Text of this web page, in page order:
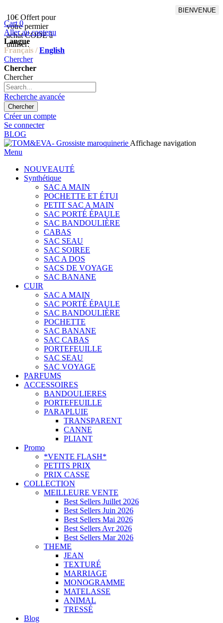
10€ Offert pour
votre permier
achat CODE à
utiliser:
BIENVENUE
Cart 0
Aller au contenu
Langue
Français / English
Chercher
Chercher
Chercher
Recherche avancée
Chercher
Créer un compte
Se connecter
BLOG
Affichage navigation
Menu
NOUVEAUTÉ
Synthétique
SAC A MAIN
POCHETTE ET ÉTUI
PETIT SAC A MAIN
SAC PORTÉ ÉPAULE
SAC BANDOULIÈRE
CABAS
SAC SEAU
SAC SOIREE
SAC A DOS
SACS DE VOYAGE
SAC BANANE
CUIR
SAC A MAIN
SAC PORTÉ ÉPAULE
SAC BANDOULIÈRE
POCHETTE
SAC BANANE
SAC CABAS
PORTEFEUILLE
SAC SEAU
SAC VOYAGE
PARFUMS
ACCESSOIRES
BANDOULIERES
PORTEFEUILLE
PARAPLUIE
TRANSPARENT
CANNE
PLIANT
Promo
*VENTE FLASH*
PETITS PRIX
PRIX CASSE
COLLECTION
MEILLEURE VENTE
Best Sellers Juillet 2026
Best Sellers Juin 2026
Best Sellers Mai 2026
Best Sellers Avr 2026
Best Sellers Mar 2026
THEME
JEAN
TEXTURÉ
MARRIAGE
MONOGRAMME
MATELASSE
ANIMAL
TRESSÉ
Blog